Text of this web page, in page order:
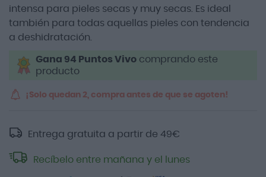
intensa para pieles secas y muy secas. Es ideal
también para todas aquellas pieles con tendencia
a deshidratación.
Gana 94 Puntos Vivo comprando este
producto
¡Solo quedan 2, compra antes de que se agoten!
Entrega gratuita a partir de 49€
Recíbelo entre mañana y el lunes